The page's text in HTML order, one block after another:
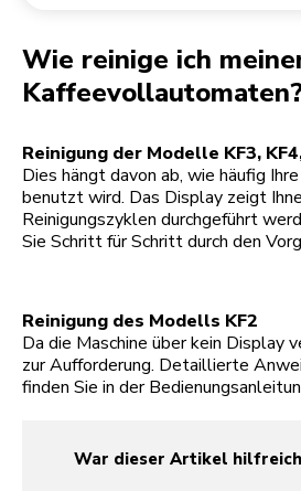
Wie reinige ich
Reinigung der Modelle KF3,
Dies hängt davon ab, wie häufig
benutzt wird. Das Display zeigt
Reinigungszyklen durchgeführt
Sie Schritt für Schritt durch den
Reinigung des Modells KF2
Da die Maschine über kein Display
zur Aufforderung. Detaillierte
finden Sie in der
War dieser Artikel
yes
no